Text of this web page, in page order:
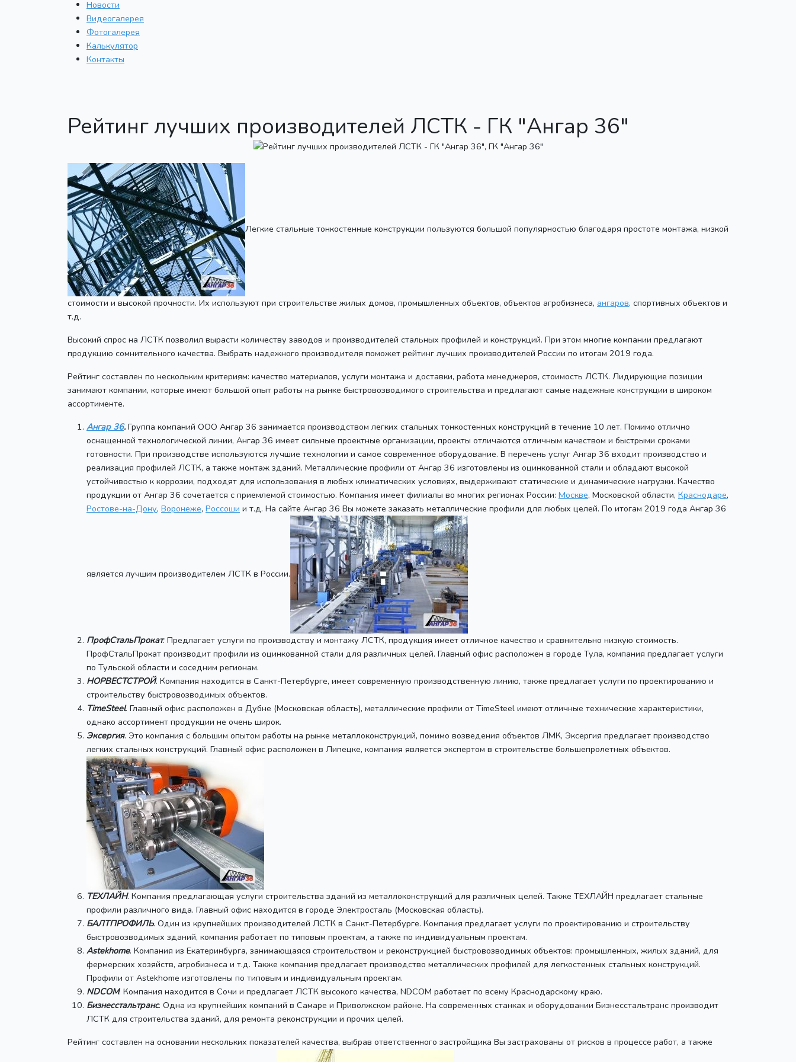
Новости
Видеогалерея
Фотогалерея
Калькулятор
Контакты
Рейтинг лучших производителей ЛСТК - ГК "Ангар 36"
Легкие стальные тонкостенные конструкции пользуются большой популярностью благодаря простоте монтажа, низкой
стоимости и высокой прочности. Их используют при строительстве жилых домов, промышленных объектов, объектов агробизнеса, ангаров, спортивных объектов и
т.д.
Высокий спрос на ЛСТК позволил вырасти количеству заводов и производителей стальных профилей и конструкций. При этом многие компании предлагают
продукцию сомнительного качества. Выбрать надежного производителя поможет рейтинг лучших производителей России по итогам 2019 года.
Рейтинг составлен по нескольким критериям: качество материалов, услуги монтажа и доставки, работа менеджеров, стоимость ЛСТК. Лидирующие позиции
занимают компании, которые имеют большой опыт работы на рынке быстровозводимого строительства и предлагают самые надежные конструкции в широком
ассортименте.
Ангар 36.Группа компаний ООО Ангар 36 занимается производством легких стальных тонкостенных конструкций в течение 10 лет. Помимо отлично
оснащенной технологической линии, Ангар 36 имеет сильные проектные организации, проекты отличаются отличным качеством и быстрыми сроками
готовности. При производстве используются лучшие технологии и самое современное оборудование. В перечень услуг Ангар 36 входит производство и
реализация профилей ЛСТК, а также монтаж зданий. Металлические профили от Ангар 36 изготовлены из оцинкованной стали и обладают высокой
устойчивостью к коррозии, подходят для использования в любых климатических условиях, выдерживают статические и динамические нагрузки. Качество
продукции от Ангар 36 сочетается с приемлемой стоимостью. Компания имеет филиалы во многих регионах России: Москве, Московской области, Краснодаре,
Ростове-на-Дону, Воронеже, Россоши и т.д. На сайте Ангар 36 Вы можете заказать металлические профили для любых целей. По итогам 2019 года Ангар 36
является лучшим производителем ЛСТК в России.
ПрофСтальПрокат. Предлагает услуги по производству и монтажу ЛСТК, продукция имеет отличное качество и сравнительно низкую стоимость.
ПрофСтальПрокат производит профили из оцинкованной стали для различных целей. Главный офис расположен в городе Тула, компания предлагает услуги
по Тульской области и соседним регионам.
НОРВЕСТСТРОЙ. Компания находится в Санкт-Петербурге, имеет современную производственную линию, также предлагает услуги по проектированию и
строительству быстровозводимых объектов.
TimeSteel. Главный офис расположен в Дубне (Московская область), металлические профили от TimeSteel имеют отличные технические характеристики,
однако ассортимент продукции не очень широк.
Эксергия. Это компания с большим опытом работы на рынке металлоконструкций, помимо возведения объектов ЛМК, Эксергия предлагает производство
легких стальных конструкций. Главный офис расположен в Липецке, компания является экспертом в строительстве большепролетных объектов.
ТЕХЛАЙН. Компания предлагающая услуги строительства зданий из металлоконструкций для различных целей. Также ТЕХЛАЙН предлагает стальные
профили различного вида. Главный офис находится в городе Электросталь (Московская область).
БАЛТПРОФИЛЬ. Один из крупнейших производителей ЛСТК в Санкт-Петербурге. Компания предлагает услуги по проектированию и строительству
быстровозводимых зданий, компания работает по типовым проектам, а также по индивидуальным проектам.
Astekhome. Компания из Екатеринбурга, занимающаяся строительством и реконструкцией быстровозводимых объектов: промышленных, жилых зданий, для
фермерских хозяйств, агробизнеса и т.д. Также компания предлагает производство металлических профилей для легкостенных стальных конструкций.
Профили от Astekhome изготовлены по типовым и индивидуальным проектам.
NDCOM. Компания находится в Сочи и предлагает ЛСТК высокого качества, NDCOM работает по всему Краснодарскому краю.
Бизнесстальтранс. Одна из крупнейших компаний в Самаре и Приволжском районе. На современных станках и оборудовании Бизнесстальтранс производит
ЛСТК для строительства зданий, для ремонта реконструкции и прочих целей.
Рейтинг составлен на основании нескольких показателей качества, выбрав ответственного застройщика Вы застрахованы от рисков в процессе работ, а также